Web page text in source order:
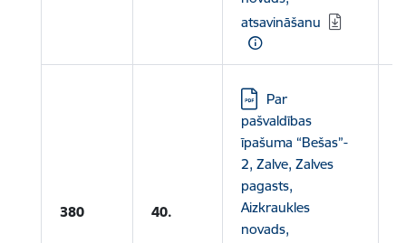
atsavināšanu
380 40.
Lejupielādēt:
Par
pašvaldības
īpašuma “Bešas”-
2, Zalve, Zalves
pagasts,
Aizkraukles
novads,